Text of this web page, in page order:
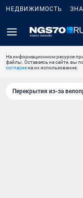
НЕДВИЖИМОСТЬ
На информационном ресурсе
файлы. Оставаясь на сайте, вы
согласиена их использование.
Перекрытия из-за